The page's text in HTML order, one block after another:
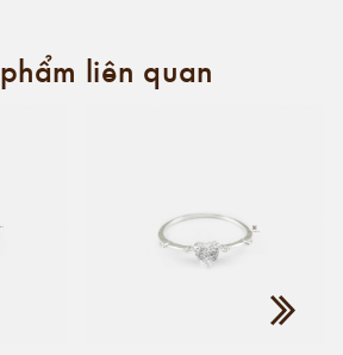
liên quan